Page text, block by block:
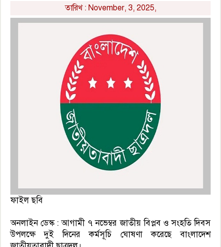
তারিখ : November, 3, 2025,
ফাইল ছবি
অনলাইন ডেস্ক : আগামী ৭ নভেম্বর জাতীয় বিপ্লব ও সংহতি দিবস
উপলক্ষে দুই দিনের কর্মসূচি ঘোষণা করেছে বাংলাদেশ